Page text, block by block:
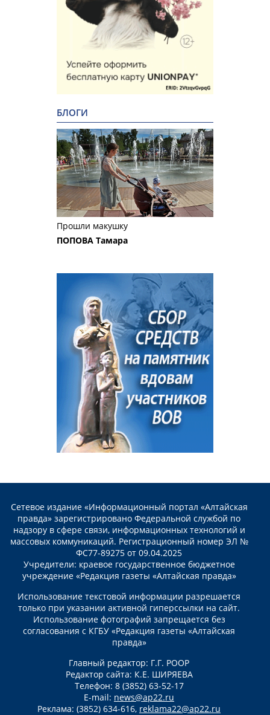
БЛОГИ
Прошли макушку
ПОПОВА Тамара
Сетевое издание «Информационный портал «Алтайская
правда» зарегистрировано Федеральной службой по
надзору в сфере связи, информационных технологий и
массовых коммуникаций. Регистрационный номер ЭЛ №
ФС77-89275 от 09.04.2025
Учредители: краевое государственное бюджетное
учреждение «Редакция газеты «Алтайская правда»
Использование текстовой информации разрешается
только при указании активной гиперссылки на сайт.
Использование фотографий запрещается без
согласования с КГБУ «Редакция газеты «Алтайская
правда»
Главный редактор: Г.Г. РООР
Редактор сайта: К.Е. ШИРЯЕВА
Телефон: 8 (3852) 63-52-17
E-mail: news@ap22.ru
Реклама: (3852) 634-616, reklama22@ap22.ru